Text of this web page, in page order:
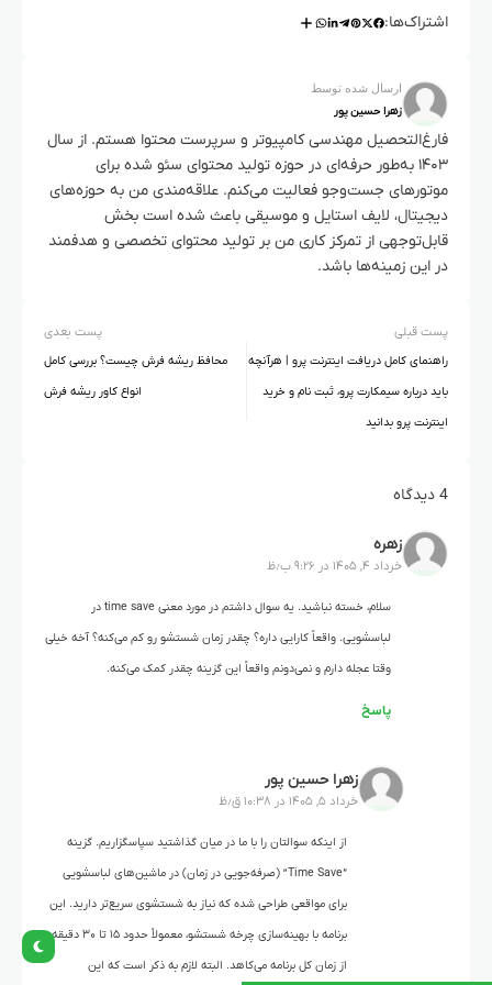
اشتراک‌ها:
ارسال شده توسط
زهرا حسین پور
فارغ‌التحصیل مهندسی کامپیوتر و سرپرست محتوا هستم. از سال
۱۴۰۳ به‌طور حرفه‌ای در حوزه تولید محتوای سئو شده برای
موتورهای جست‌وجو فعالیت می‌کنم. علاقه‌مندی من به حوزه‌های
دیجیتال، لایف استایل و موسیقی باعث شده است بخش
قابل‌توجهی از تمرکز کاری من بر تولید محتوای تخصصی و هدفمند
در این زمینه‌ها باشد.
پست قبلی
راهنمای کامل دریافت اینترنت پرو | هرآنچه
باید درباره سیمکارت پرو، ثبت نام و خرید
اینترنت پرو بدانید
پست بعدی
محافظ ریشه فرش چیست؟ بررسی کامل
انواع کاور ریشه فرش
4 دیدگاه
زهره
خرداد ۴, ۱۴۰۵ در ۹:۲۶ ب٫ظ
سلام، خسته نباشید. یه سوال داشتم در مورد معنی time save در
لباسشویی. واقعاً کارایی داره؟ چقدر زمان شستشو رو کم می‌کنه؟ آخه خیلی
وقتا عجله دارم و نمی‌دونم واقعاً این گزینه چقدر کمک می‌کنه.
پاسخ
زهرا حسین پور
خرداد ۵, ۱۴۰۵ در ۱۰:۳۸ ق٫ظ
از اینکه سوالتان را با ما در میان گذاشتید سپاسگزاریم. گزینه
“Time Save” (صرفه‌جویی در زمان) در ماشین‌های لباسشویی
برای مواقعی طراحی شده که نیاز به شستشوی سریع‌تر دارید. این
برنامه با بهینه‌سازی چرخه شستشو، معمولاً حدود ۱۵ تا ۳۰ دقیقه
از زمان کل برنامه می‌کاهد. البته لازم به ذکر است که این